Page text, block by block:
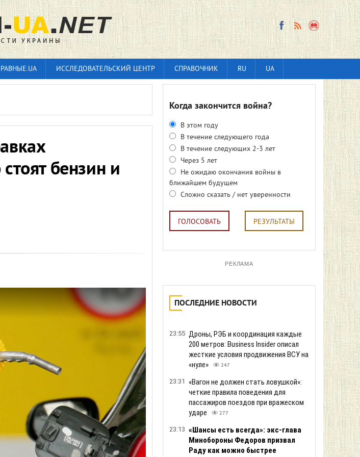
РАВНЫЕ.UA ИССЛЕДОВАТЕЛЬСКИЙ ЦЕНТР СПРАВОЧНИК RU UA
бензин и
Когда закончится война?
В этом году
В течение следующего года
В течение следующих 2-3 лет
Через 5 лет
Не ожидаю окончания войны в
ближайшем будущем
Сложно сказать / нет уверенности
ГОЛОСОВАТЬ РЕЗУЛЬТАТЫ
РЕКЛАМА
ПОСЛЕДНИЕ НОВОСТИ
23:55 Дроны, РЭБ и координация каждые
200 метров: Business Insider описал
жесткие условия продвижения ВСУ на
«нуле»
247
23:31
«Вагон не должен стать ловушкой»:
четкие правила поведения для
пассажиров поездов при вражеском
ударе
277
23:13 «Шансы есть всегда»: экс-глава
Минобороны Федоров призвал
Раду как можно быстрее